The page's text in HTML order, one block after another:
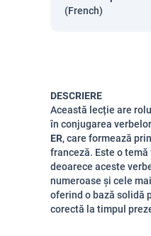
(French)
DESCRIERE
Această lecție are
în conjugarea
ER, care formează
franceză. Este o
deoarece aceste
numeroase și cele
oferind o bază solidă
corectă la timpul